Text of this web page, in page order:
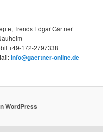
Trends Edgar Gärtner
+49-172-2797338
info@gaertner-online.de
WordPress